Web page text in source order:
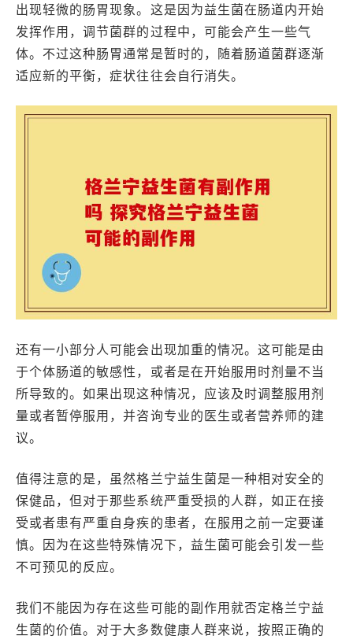
出现轻微的肠胃现象。这是因为益生菌在肠道内开始
发挥作用，调节菌群的过程中，可能会产生一些气
体。不过这种肠胃通常是暂时的，随着肠道菌群逐渐
适应新的平衡，症状往往会自行消失。
还有一小部分人可能会出现加重的情况。这可能是由
于个体肠道的敏感性，或者是在开始服用时剂量不当
所导致的。如果出现这种情况，应该及时调整服用剂
量或者暂停服用，并咨询专业的医生或者营养师的建
议。
值得注意的是，虽然格兰宁益生菌是一种相对安全的
保健品，但对于那些系统严重受损的人群，如正在接
受或者患有严重自身疾的患者，在服用之前一定要谨
慎。因为在这些特殊情况下，益生菌可能会引发一些
不可预见的反应。
我们不能因为存在这些可能的副作用就否定格兰宁益
生菌的价值。对于大多数健康人群来说，按照正确的